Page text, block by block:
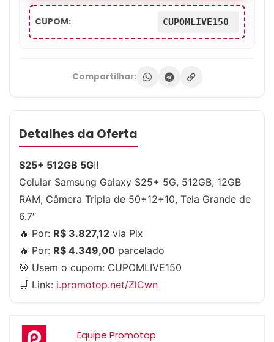
CUPOM: CUPOMLIVE150
Compartilhar:
Detalhes da Oferta
S25+ 512GB 5G‼️
Celular Samsung Galaxy S25+ 5G, 512GB, 12GB
RAM, Câmera Tripla de 50+12+10, Tela Grande de
6.7″
🔥 Por: R$ 3.827,12 via Pix
🔥 Por: R$ 4.349,00 parcelado
🎯 Usem o cupom: CUPOMLIVE150
🛒 Link: i.promotop.net/ZlCwn
Equipe Promotop